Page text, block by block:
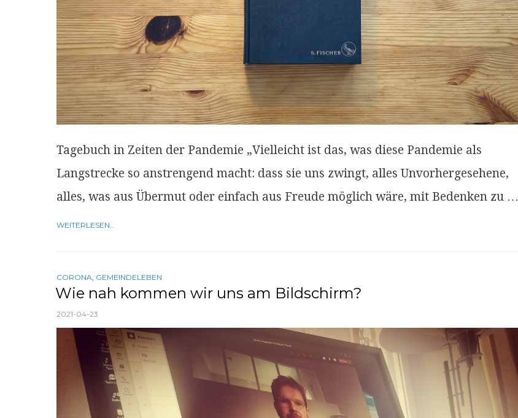
Tagebuch in Zeiten der Pandemie „Vielleicht ist das, was diese Pandemie als
Langstrecke so anstrengend macht: dass sie uns zwingt, alles Unvorhergesehene,
alles, was aus Übermut oder einfach aus Freude möglich wäre, mit Bedenken zu …
WEITERLESEN…
CORONA, GEMEINDELEBEN
Wie nah kommen wir uns am Bildschirm?
2021-04-23